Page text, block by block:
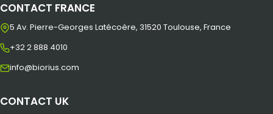
CONTACT FRANCE
5 Av. Pierre-Georges Latécoère, 31520 Toulouse, France
+32 2 888 4010
info@biorius.com
CONTACT UK